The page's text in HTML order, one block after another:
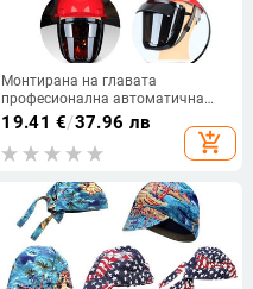
Монтирана на главата
професионална автоматична
маска за заваряване Очила
Светлинен филтър
Противоотблясъци Заваръчна
19.41 €/37.96 лв
add_shopping_cart